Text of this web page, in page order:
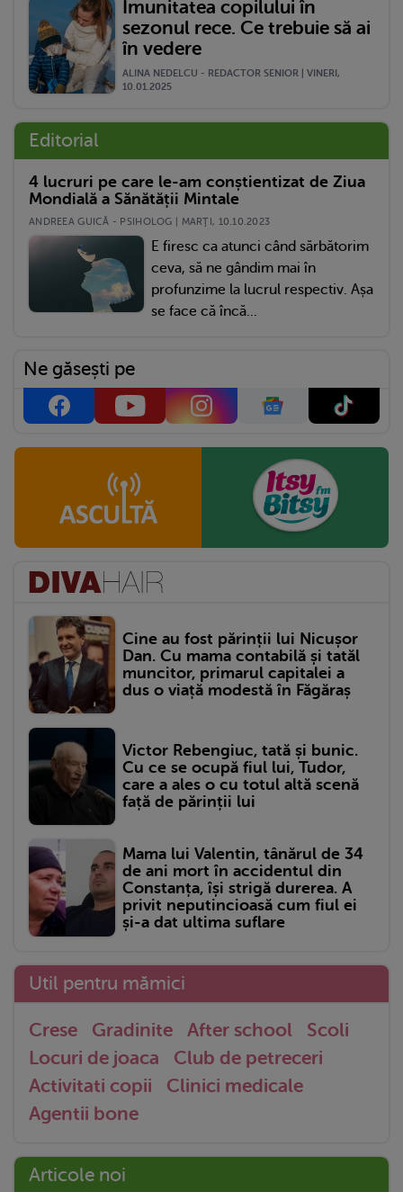
Imunitatea copilului în
sezonul rece. Ce trebuie să ai
în vedere
ALINA NEDELCU - REDACTOR SENIOR | VINERI,
10.01.2025
Editorial
4 lucruri pe care le-am conștientizat de Ziua
Mondială a Sănătății Mintale
ANDREEA GUICĂ - PSIHOLOG | MARŢI, 10.10.2023
E firesc ca atunci când sărbătorim
ceva, să ne gândim mai în
profunzime la lucrul respectiv. Așa
se face că încă...
Ne găsești pe
Cine au fost părinții lui Nicușor
Dan. Cu mama contabilă și tatăl
muncitor, primarul capitalei a
dus o viață modestă în Făgăraș
Victor Rebengiuc, tată și bunic.
Cu ce se ocupă fiul lui, Tudor,
care a ales o cu totul altă scenă
față de părinții lui
Mama lui Valentin, tânărul de 34
de ani mort în accidentul din
Constanța, își strigă durerea. A
privit neputincioasă cum fiul ei
și-a dat ultima suflare
Util pentru mămici
Crese Gradinite After school
Scoli
Locuri de joaca
Club de petreceri
Activitati copii
Clinici medicale
Agentii bone
Articole noi